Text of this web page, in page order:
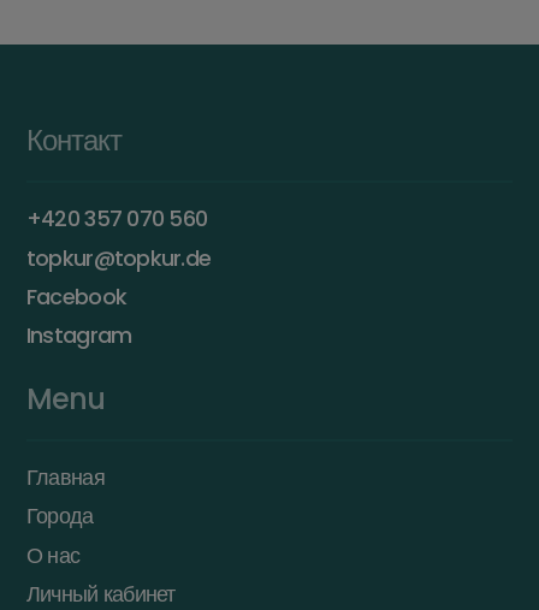
Контакт
+420 357 070 560
topkur@topkur.de
Facebook
Instagram
Menu
Главная
Города
О нас
Личный кабинет